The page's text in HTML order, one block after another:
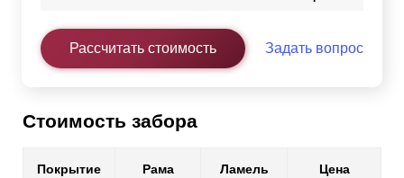
Рассчитать стоимость Задать вопрос
Стоимость забора
Покрытие Рама Ламель Цена